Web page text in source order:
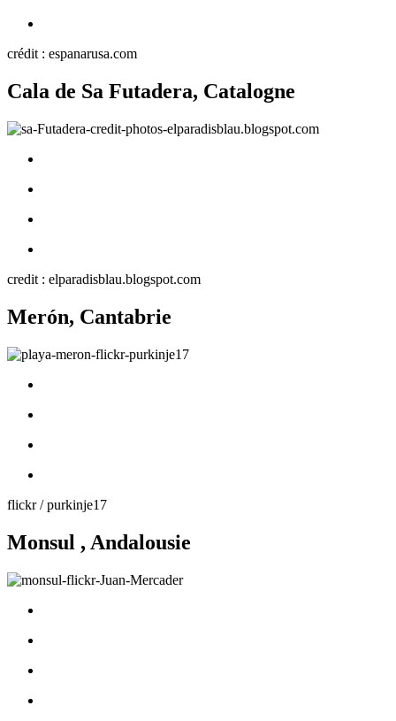
crédit : espanarusa.com
Cala de Sa Futadera, Catalogne
credit : elparadisblau.blogspot.com
Merón, Cantabrie
flickr / purkinje17
Monsul , Andalousie